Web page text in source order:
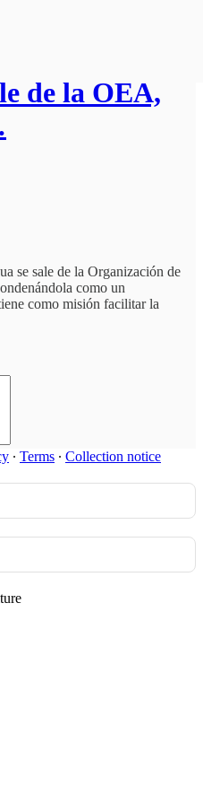
de la OEA,
se sale de la Organización de
como un
como misión facilitar la
∙ Terms ∙ Collection notice